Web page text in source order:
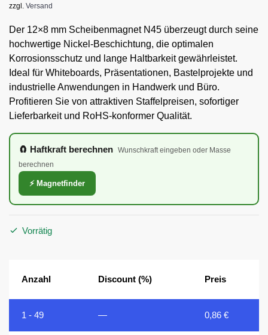
zzgl. Versand
Der 12×8 mm Scheibenmagnet N45 überzeugt durch seine
hochwertige Nickel-Beschichtung, die optimalen
Korrosionsschutz und lange Haltbarkeit gewährleistet.
Ideal für Whiteboards, Präsentationen, Bastelprojekte und
industrielle Anwendungen in Handwerk und Büro.
Profitieren Sie von attraktiven Staffelpreisen, sofortiger
Lieferbarkeit und RoHS-konformer Qualität.
🧲 Haftkraft berechnen Wunschkraft eingeben oder Masse
berechnen
⚡ Magnetfinder
Vorrätig
Anzahl Discount (%) Preis
1 - 49 — 0,86€